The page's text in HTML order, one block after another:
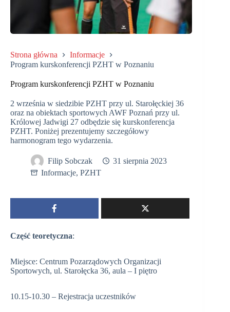
Strona główna
Informacje
Program kurskonferencji PZHT w Poznaniu
Program kurskonferencji PZHT w Poznaniu
2 września w siedzibie PZHT przy ul. Starołęckiej 36
oraz na obiektach sportowych AWF Poznań przy ul.
Królowej Jadwigi 27 odbędzie się kurskonferencja
PZHT. Poniżej prezentujemy szczegółowy
harmonogram tego wydarzenia.
Filip Sobczak
31 sierpnia 2023
Informacje, PZHT
Część teoretyczna:
Miejsce: Centrum Pozarządowych Organizacji
Sportowych, ul. Starołęcka 36, aula – I piętro
10.15-10.30 – Rejestracja uczestników